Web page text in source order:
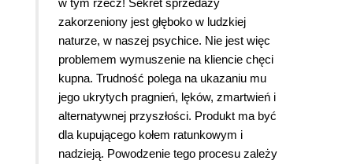
zakorzeniony jest głęboko w ludzkiej
naturze, w naszej psychice. Nie jest więc
problemem wymuszenie na kliencie chęci
kupna. Trudność polega na ukazaniu mu
jego ukrytych pragnień, lęków, zmartwień i
alternatywnej przyszłości. Produkt ma być
dla kupującego kołem ratunkowym i
nadzieją. Powodzenie tego procesu zależy